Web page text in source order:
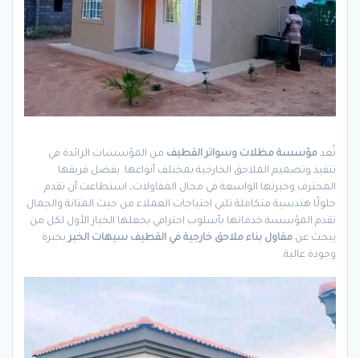
تُعد مؤسسة مظلات وسواتر القطيف من المؤسسات الرائدة في
تنفيذ وتصميم الملاحق الخارجية بمختلف أنواعها. بفضل فريقها
المحترف وخبرتها الواسعة في مجال المقاولات، استطاعت أن تقدم
حلولًا هندسية متكاملة تلبي احتياجات العملاء من حيث المتانة والجمال.
تقدم المؤسسة خدماتها بأسلوب احترافي يجعلها الخيار الأول لكل من
يبحث عن مقاول بناء ملاحق خارجية في القطيف سيهات الخبربخبرة
وجودة عالية.